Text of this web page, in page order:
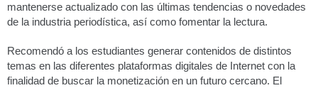
mantenerse actualizado con las últimas tendencias o novedades
de la industria periodística, así como fomentar la lectura.
Recomendó a los estudiantes generar contenidos de distintos
temas en las diferentes plataformas digitales de Internet con la
finalidad de buscar la monetización en un futuro cercano. El